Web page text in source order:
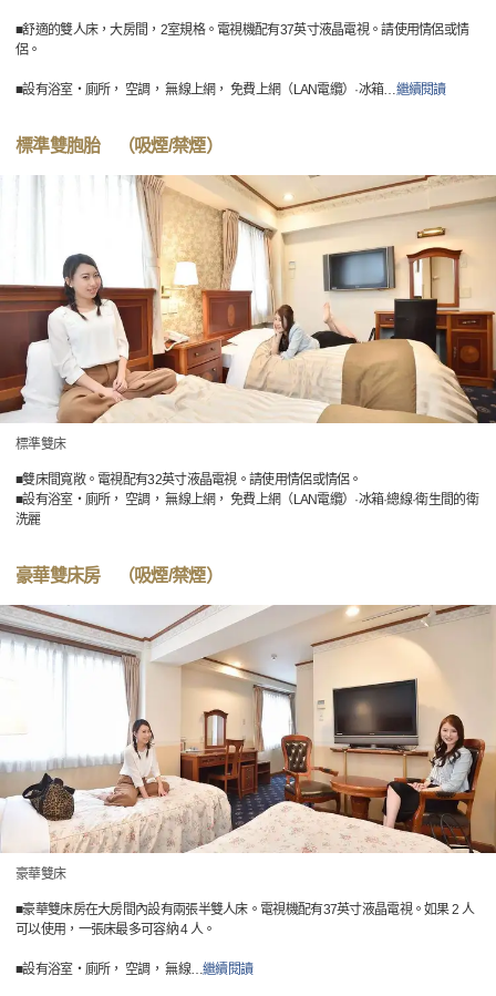
■舒適的雙人床，大房間，2室規格。電視機配有37英寸液晶電視。請使用情侶或情
侶。
■設有浴室・廁所， 空調， 無線上網， 免費上網（LAN電纜）·冰箱…繼續閱讀
標準雙胞胎 （吸煙/禁煙）
標準雙床
■雙床間寬敞。電視配有32英寸液晶電視。請使用情侶或情侶。
■設有浴室・廁所， 空調， 無線上網， 免費上網（LAN電纜）·冰箱·總線·衛生間的衛
洗麗
豪華雙床房 （吸煙/禁煙）
豪華雙床
■豪華雙床房在大房間內設有兩張半雙人床。電視機配有37英寸液晶電視。如果 2 人
可以使用，一張床最多可容納 4 人。
■設有浴室・廁所， 空調， 無線…繼續閱讀